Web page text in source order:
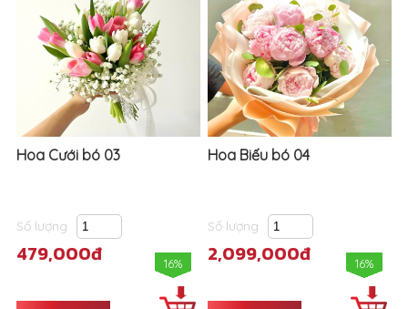
Hoa Cưới bó 03
Số lượng
479,000đ 16%
Hoa Biếu bó 04
Số lượng
2,099,000đ 16%